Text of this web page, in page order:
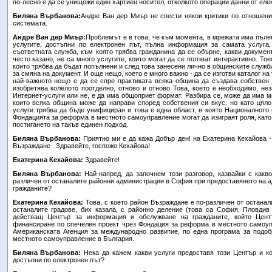
по-лесно е да се унищожи един хартиен носител, отколкото операции данни от
Биляна Върбанова:Андре Ван дер Миър не спести някои критики по
системата.
Андре Ван дер Миър:Проблемът е в това, че към момента, в мрежата има
услугите, достъпни по електронен път, пълна информация за самата
съответната служба, към която трябва гражданина да се обърне, какви
често казано, не са много услугите, които могат да се ползват интерактивно.
които трябва да бъдат попълнени и след това занесени лично в общинските
за смяна на документ. И още нещо, което е много важно - да се изготви каталог на
най-важното нещо е да се спре практиката всяка община да създава
изобретява колелото поотделно, отново и отново Това, което е необходимо,
Интернет-услуги или не, е да има общоприет формат. Разбира се, може да има
които всяка община може да направи според собствения си вкус, но като
услуги трябва да бъде унифициран и това е една област, в която
Фондацията за реформа в местното самоуправление могат да изиграят роля,
постигането на такъв единен подход.
Биляна Върбанова: Приятно ми е да кажа Добър ден! на Екатерина Кехайова
Възраждане . Здравейте, госпожо Кехайова!
Екатерина Кехайова: Здравейте!
Биляна Върбанова: Най-напред, да започнем този разговор, казвайки с
различен от останалите районни администрации в София при предоставянето на
гражданите?
Екатерина Кехайова:Това, с което район Възраждане е по-различен от
останалите градове, бих казала, с районно деление (това са София,
действащ Център за информация и обслужване на гражданите, който
финансиране по спечелен проект чрез Фондация за реформа в местното
Американската Агенция за международно развитие, по една програма за
местното самоуправление в България.
Биляна Върбанова: Нека да кажем какви услуги предоставя този Център и
достъпни по електронен път?